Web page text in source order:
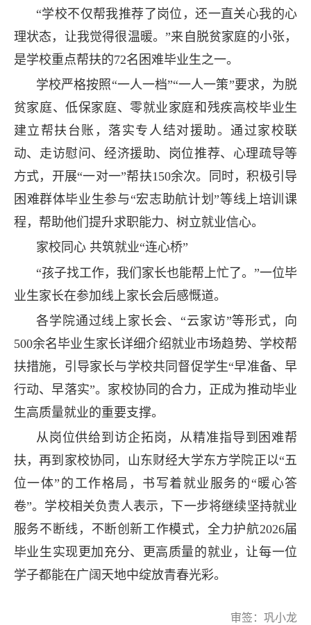
“学校不仅帮我推荐了岗位，还一直关心我的心
理状态，让我觉得很温暖。”来自脱贫家庭的小张，
是学校重点帮扶的72名困难毕业生之一。
学校严格按照“一人一档”“一人一策”要求，为脱
贫家庭、低保家庭、零就业家庭和残疾高校毕业生
建立帮扶台账，落实专人结对援助。通过家校联
动、走访慰问、经济援助、岗位推荐、心理疏导等
方式，开展“一对一”帮扶150余次。同时，积极引导
困难群体毕业生参与“宏志助航计划”等线上培训课
程，帮助他们提升求职能力、树立就业信心。
家校同心 共筑就业“连心桥”
“孩子找工作，我们家长也能帮上忙了。”一位毕
业生家长在参加线上家长会后感慨道。
各学院通过线上家长会、“云家访”等形式，向
500余名毕业生家长详细介绍就业市场趋势、学校帮
扶措施，引导家长与学校共同督促学生“早准备、早
行动、早落实”。家校协同的合力，正成为推动毕业
生高质量就业的重要支撑。
从岗位供给到访企拓岗，从精准指导到困难帮
扶，再到家校协同，山东财经大学东方学院正以“五
位一体”的工作格局，书写着就业服务的“暖心答
卷”。学校相关负责人表示，下一步将继续坚持就业
服务不断线，不断创新工作模式，全力护航2026届
毕业生实现更加充分、更高质量的就业，让每一位
学子都能在广阔天地中绽放青春光彩。
审签：巩小龙